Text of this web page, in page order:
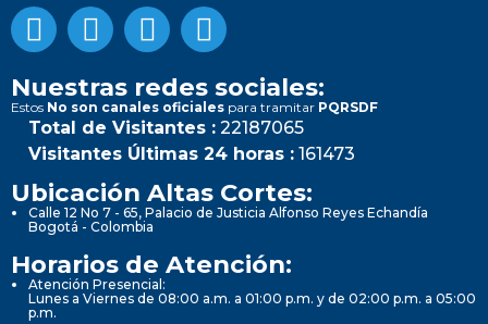
Nuestras redes sociales:
Estos No son canales oficiales para tramitar PQRSDF
Total de Visitantes : 22187065
Visitantes Últimas 24 horas : 161473
Ubicación Altas Cortes:
Calle 12 No 7 - 65, Palacio de Justicia Alfonso Reyes Echandía
Bogotá - Colombia
Horarios de Atención:
Atención Presencial:
Lunes a Viernes de 08:00 a.m. a 01:00 p.m. y de 02:00 p.m. a 05:00
p.m.